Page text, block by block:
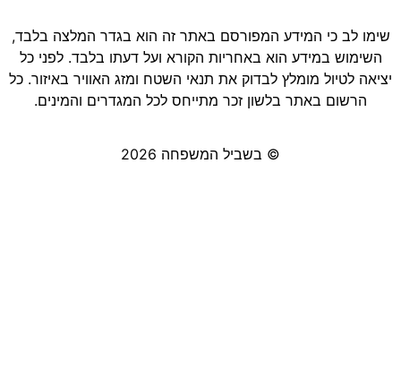
שימו לב כי המידע המפורסם באתר זה הוא בגדר המלצה בלבד,
השימוש במידע הוא באחריות הקורא ועל דעתו בלבד. לפני כל
יציאה לטיול מומלץ לבדוק את תנאי השטח ומזג האוויר באיזור. כל
הרשום באתר בלשון זכר מתייחס לכל המגדרים והמינים.
© בשביל המשפחה 2026